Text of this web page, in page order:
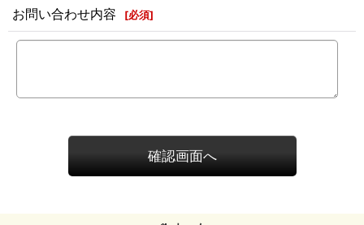
お問い合わせ内容 [必須]
確認画面へ